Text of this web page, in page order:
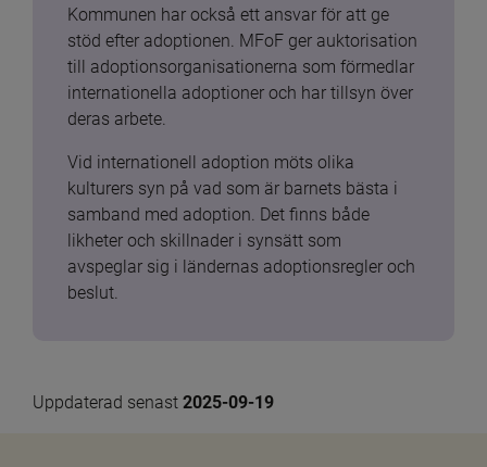
Kommunen har också ett ansvar för att ge
stöd efter adoptionen. MFoF ger auktorisation
till adoptionsorganisationerna som förmedlar
internationella adoptioner och har tillsyn över
deras arbete.
Vid internationell adoption möts olika
kulturers syn på vad som är barnets bästa i
samband med adoption. Det finns både
likheter och skillnader i synsätt som
avspeglar sig i ländernas adoptionsregler och
beslut.
Uppdaterad senast 2025-09-19